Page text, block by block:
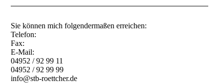
Sie können mich folgendermaßen erreichen:
Telefon:
Fax:
E-Mail:
04952 / 92 99 11
04952 / 92 99 99
info@stb-roettcher.de